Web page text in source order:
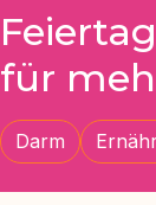
für
Darm